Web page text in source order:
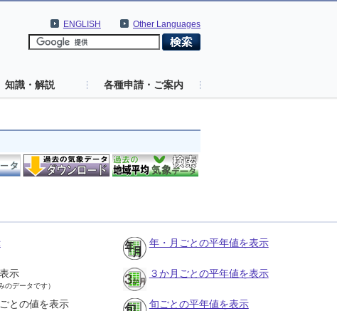
Other Languages
ENGLISH
知識・解説 各種申請・ご案内
年・月ごとの平年値を表示
示
のデータです）
３か月ごとの平年値を表示
との値を表示 旬ごとの平年値を表示